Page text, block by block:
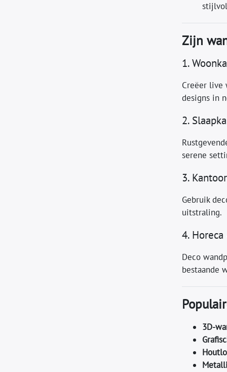
Zijn
1.
Creëer live
designs in
2.
serene
3.
Gebruik
uitstraling.
4.
Deco
bestaande
3D-